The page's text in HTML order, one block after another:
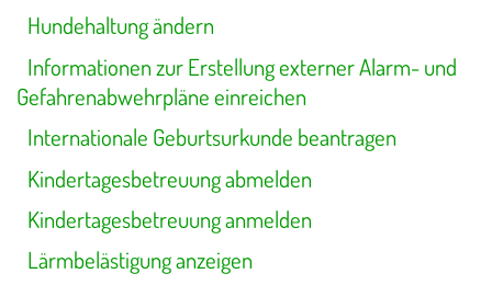
Hundehaltung ändern
Informationen zur Erstellung externer Alarm- und
Gefahrenabwehrpläne einreichen
Internationale Geburtsurkunde beantragen
Kindertagesbetreuung abmelden
Kindertagesbetreuung anmelden
Lärmbelästigung anzeigen